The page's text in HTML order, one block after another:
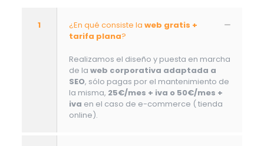
1 ¿En qué consiste la web gratis +
tarifa plana?
Realizamos el diseño y puesta en marcha
de la web corporativa adaptada a
SEO, sólo pagas por el mantenimiento de
la misma, 25€/mes + iva o 50€/mes +
iva en el caso de e-commerce ( tienda
online).